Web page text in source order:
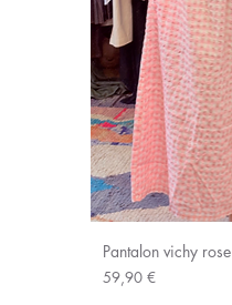
Pantalon vichy rose
Prix
59,90 €